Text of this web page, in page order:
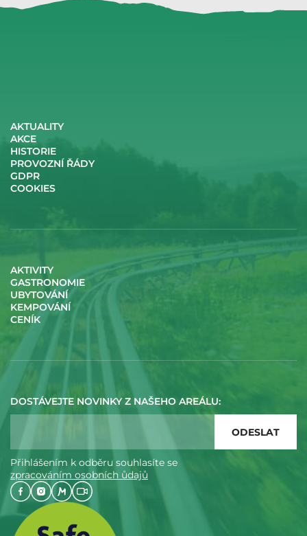
AKTUALITY
AKCE
HISTORIE
PROVOZNÍ ŘÁDY
GDPR
COOKIES
AKTIVITY
GASTRONOMIE
UBYTOVÁNÍ
KEMPOVÁNÍ
CENÍK
DOSTÁVEJTE NOVINKY Z NAŠEHO AREÁLU:
Přihlášením k odběru souhlasíte se
zpracováním osobních ůdajů